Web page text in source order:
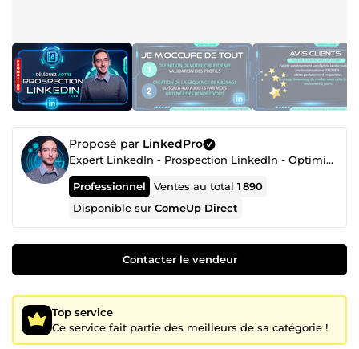
Proposé par LinkedPro
Expert LinkedIn - Prospection LinkedIn - Optimisation de Profil LinkedIn - Création Contenu LinkedIn
Professionnel Ventes au total1 890
Disponible surComeUp Direct
Contacter le vendeur
Top service
Ce service fait partie des meilleurs de sa catégorie !